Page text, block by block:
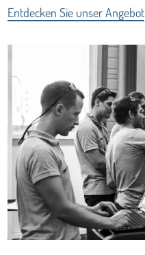
Entdecken Sie unser Angebot